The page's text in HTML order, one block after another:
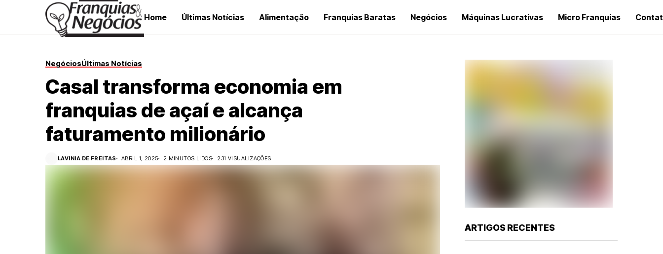
Home Últimas Notícias Alimentação Franquias Baratas Negócios Máquinas Lucrativas Micro Franquias
NegóciosÚltimas Notícias
Casal transforma economia em
franquias de açaí e alcança
faturamento milionário
LAVINIA DE FREITAS ABRIL 1, 2025 2 MINUTOS LIDOS 231 VISUALIZAÇÕES
ARTIGOS RECENTES